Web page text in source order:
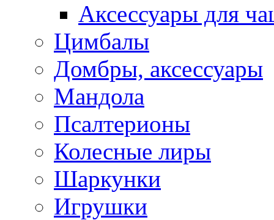
Аксессуары для
Цимбалы
Домбры, аксессуары
Мандола
Псалтерионы
Колесные лиры
Шаркунки
Игрушки